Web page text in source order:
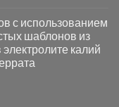
с использованием
шаблонов из
калий